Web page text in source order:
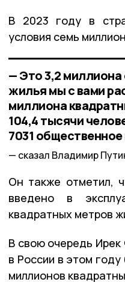
В 2023 году в
условия семь
— Это 3,2
жилья мы с вами
миллиона
104,4 тысячи
7031
сказал Владимир
Он также отметил,
введено в
квадратных метров
В свою очередь
в России в этом
миллионов